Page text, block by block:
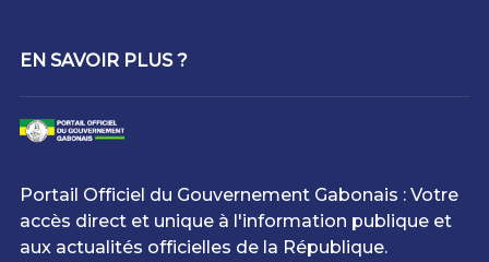
EN SAVOIR PLUS ?
Portail Officiel du Gouvernement Gabonais : Votre
accès direct et unique à l'information publique et
aux actualités officielles de la République.